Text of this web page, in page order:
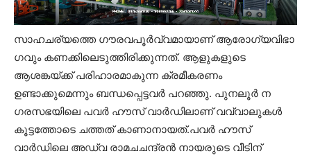
സാഹചര്യത്തെ ​ഗൗരവപൂർവ്വമായാണ് ആരോ​ഗ്യവിഭാ​
ഗവും കണക്കിലെടുത്തിരിക്കുന്നത്. ആളുകളുടെ
ആശങ്കയ്ക്ക് പരിഹാരമാകുന്ന ക്രമീകരണം
ഉണ്ടാക്കുമെന്നും ബന്ധപ്പെട്ടവർ പറ‌‍ഞ്ഞു. പുനലൂർ ന​
ഗരസഭയിലെ പവർ‌ ഹൗസ് വാർഡിലാണ് വവ്വാലുകൾ
കൂട്ടത്തോടെ ചത്തത് കാണാനായത്.പവർ ഹൗസ്
വാർഡിലെ അഡ്വ രാമചചന്ദ്രൻ നായരുടെ വീടിന്